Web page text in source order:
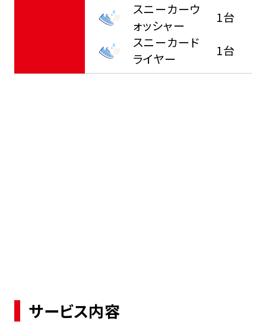
スニーカーウ
ォッシャー
1台
スニーカード
ライヤー
1台
サービス内容